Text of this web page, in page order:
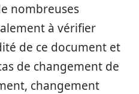
nombreuses
à vérifier
de ce document et
de changement de
changement